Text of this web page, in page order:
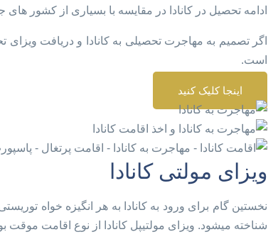
ادامه تحصیل در کانادا در مقایسه با بسیاری از کشور های
اگر تصمیم به مهاجرت تحصیلی به کانادا و دریافت
است.
اینجا کلیک کنید
ویزای مولتی کانادا
شناخته میشود. ویزای مولتیپل کانادا از نوع اقامت موقت بوده و دارنده ان